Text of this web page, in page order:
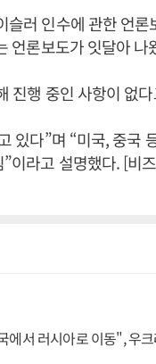
러 인수에 관한 언론
언론보도가 잇달아 나
진행 중인 사항이 없
있다”며 “미국, 중국
이라고 설명했다. [비
에서 러시아로 이동", 우